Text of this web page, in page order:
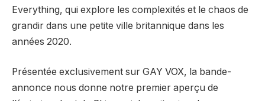
Everything, qui explore les complexités et le chaos de
grandir dans une petite ville britannique dans les
années 2020.
Présentée exclusivement sur GAY VOX, la bande-
annonce nous donne notre premier aperçu de